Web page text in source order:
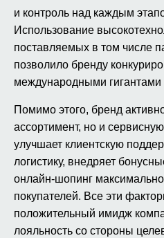
и контроль над каждым
Использование
поставляемых в том числе
позволило бренду
международными гигантами
Помимо этого, бренд
ассортимент, но и
улучшает клиентскую
логистику, внедряет
онлайн-шопинг
покупателей. Все эти
положительный имидж
лояльность со стороны